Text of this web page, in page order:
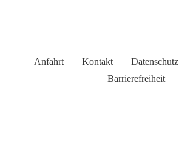
Anfahrt Kontakt Datenschutz
Barrierefreiheit